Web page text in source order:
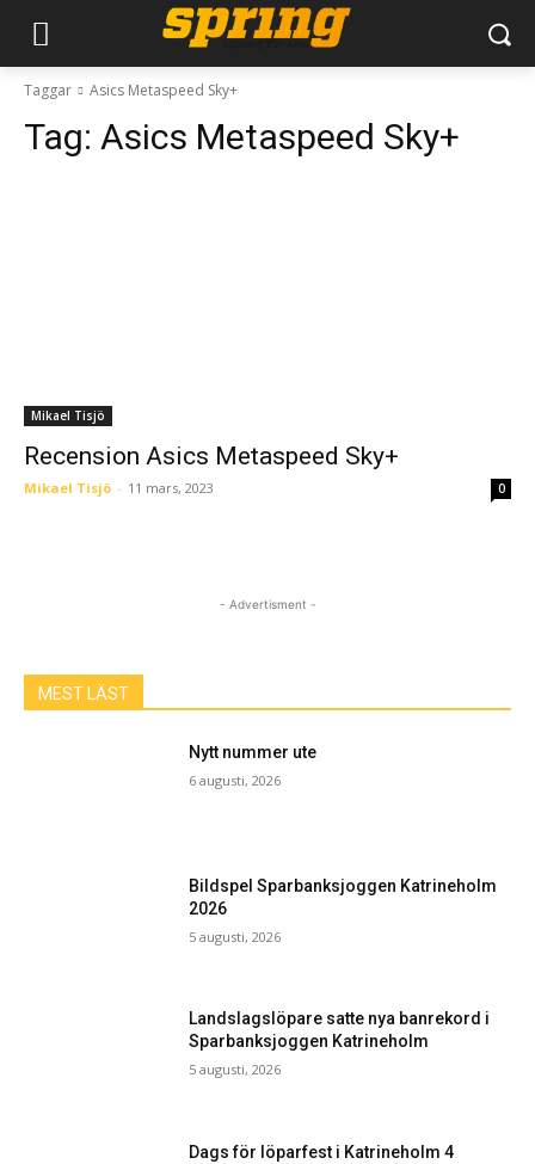
Taggar Asics Metaspeed Sky+
Tag: Asics Metaspeed Sky+
Mikael Tisjö
Recension Asics Metaspeed Sky+
Mikael Tisjö - 11 mars, 2023 0
- Advertisment -
MEST LÄST
Nytt nummer ute
6 augusti, 2026
Bildspel Sparbanksjoggen Katrineholm
2026
5 augusti, 2026
Landslagslöpare satte nya banrekord i
Sparbanksjoggen Katrineholm
5 augusti, 2026
Dags för löparfest i Katrineholm 4